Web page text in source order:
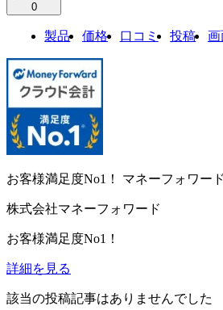
0
製品 価格 口コミ 投稿 画
お客様満足度No1！ マネーフォワー
株式会社マネーフォワード
お客様満足度No1！
詳細を見る
該当の投稿記事はありませんでした